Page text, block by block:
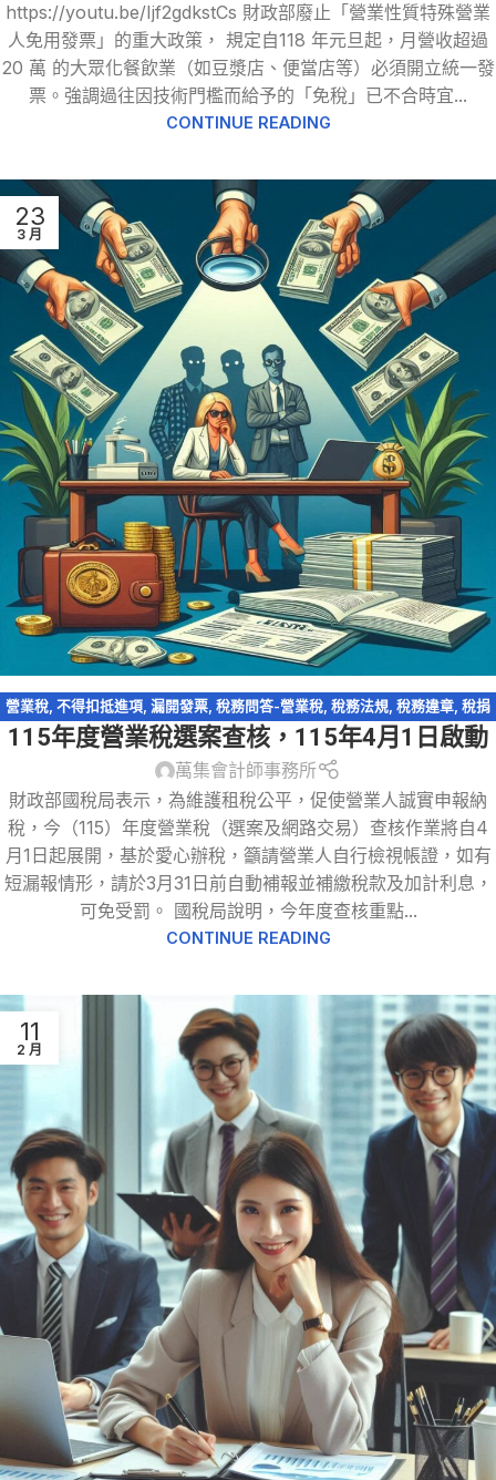
https://youtu.be/Ijf2gdkstCs 財政部廢止「營業性質特殊營業
人免用發票」的重大政策， 規定自118 年元旦起，月營收超過
20 萬 的大眾化餐飲業（如豆漿店、便當店等）必須開立統一發
票。強調過往因技術門檻而給予的「免稅」已不合時宜...
CONTINUE READING
23
3 月
營業稅, 不得扣抵進項, 漏開發票, 稅務問答-營業稅, 稅務法規, 稅務違章, 稅捐
稽徵法,統一發票,網路交易課稅 ,跨境電商,零稅率申報
115年度營業稅選案查核，115年4月1日啟動
萬集會計師事務所
財政部國稅局表示，為維護租稅公平，促使營業人誠實申報納
稅，今（115）年度營業稅（選案及網路交易）查核作業將自4
月1日起展開，基於愛心辦稅，籲請營業人自行檢視帳證，如有
短漏報情形，請於3月31日前自動補報並補繳稅款及加計利息，
可免受罰。 國稅局說明，今年度查核重點...
CONTINUE READING
11
2 月